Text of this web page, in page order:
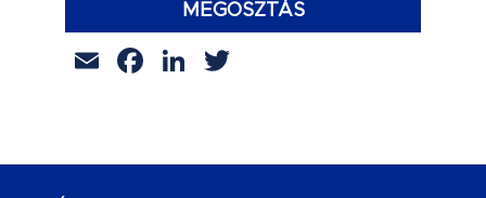
MEGOSZTÁS
EmailFacebook
LinkedIn